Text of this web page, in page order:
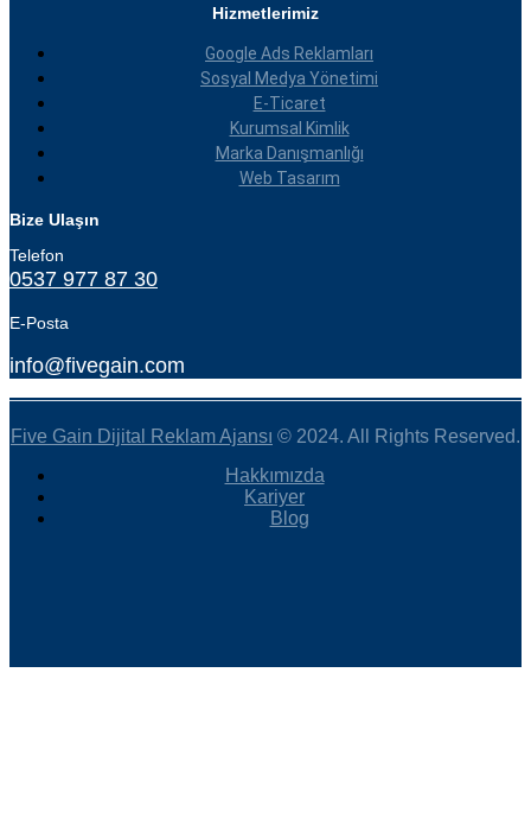
Hizmetlerimiz
Google Ads Reklamları
Sosyal Medya Yönetimi
E-Ticaret
Kurumsal Kimlik
Marka Danışmanlığı
Web Tasarım
Bize Ulaşın
Telefon
0537 977 87 30
E-Posta
info@fivegain.com
Five Gain Dijital Reklam Ajansı © 2024. All Rights Reserved.
Hakkımızda
Kariyer
Blog